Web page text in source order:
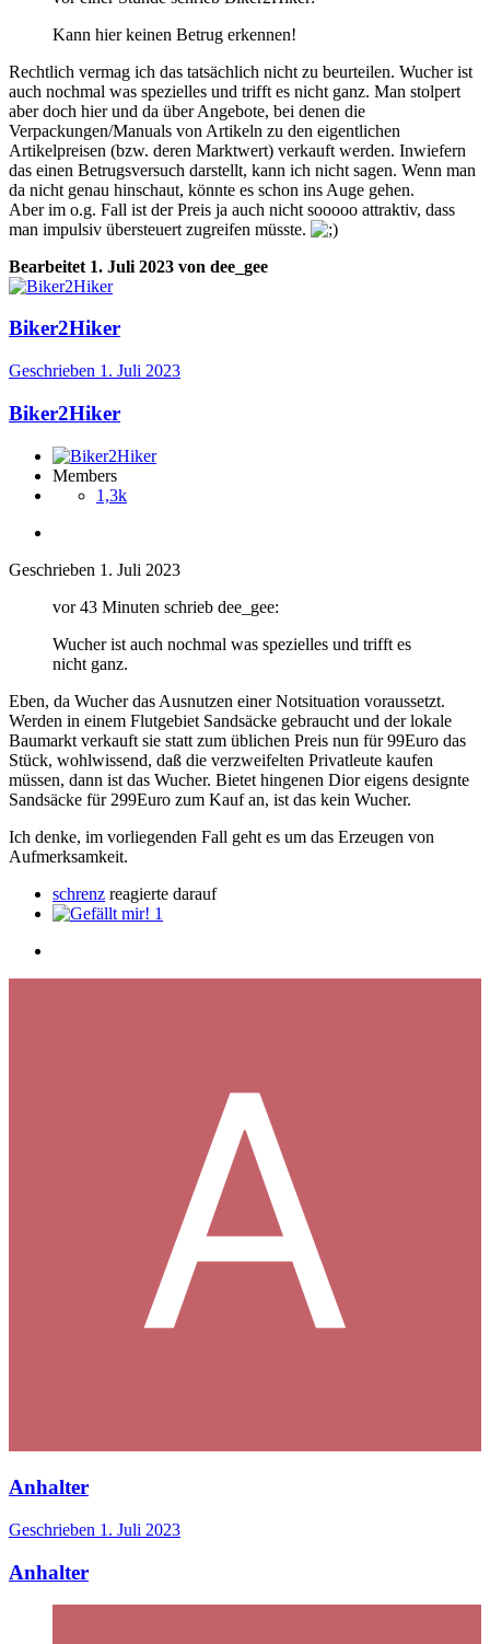
Kann hier keinen Betrug erkennen!
Rechtlich vermag ich das tatsächlich nicht zu beurteilen. Wucher ist
auch nochmal was spezielles und trifft es nicht ganz. Man stolpert
aber doch hier und da über Angebote, bei denen die
Verpackungen/Manuals von Artikeln zu den eigentlichen
Artikelpreisen (bzw. deren Marktwert) verkauft werden. Inwiefern
das einen Betrugsversuch darstellt, kann ich nicht sagen. Wenn man
da nicht genau hinschaut, könnte es schon ins Auge gehen.
Aber im o.g. Fall ist der Preis ja auch nicht sooooo attraktiv, dass
man impulsiv übersteuert zugreifen müsste.
Bearbeitet 1. Juli 2023 von dee_gee
Biker2Hiker
Geschrieben 1. Juli 2023
Biker2Hiker
Members
1,3k
Geschrieben 1. Juli 2023
vor 43 Minuten schrieb dee_gee:
Wucher ist auch nochmal was spezielles und trifft es
nicht ganz.
Eben, da Wucher das Ausnutzen einer Notsituation voraussetzt.
Werden in einem Flutgebiet Sandsäcke gebraucht und der lokale
Baumarkt verkauft sie statt zum üblichen Preis nun für 99Euro das
Stück, wohlwissend, daß die verzweifelten Privatleute kaufen
müssen, dann ist das Wucher. Bietet hingenen Dior eigens designte
Sandsäcke für 299Euro zum Kauf an, ist das kein Wucher.
Ich denke, im vorliegenden Fall geht es um das Erzeugen von
Aufmerksamkeit.
schrenz reagierte darauf
1
Anhalter
Geschrieben 1. Juli 2023
Anhalter